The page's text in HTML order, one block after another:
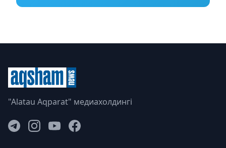
"Alatau Aqparat" медиахолдингі